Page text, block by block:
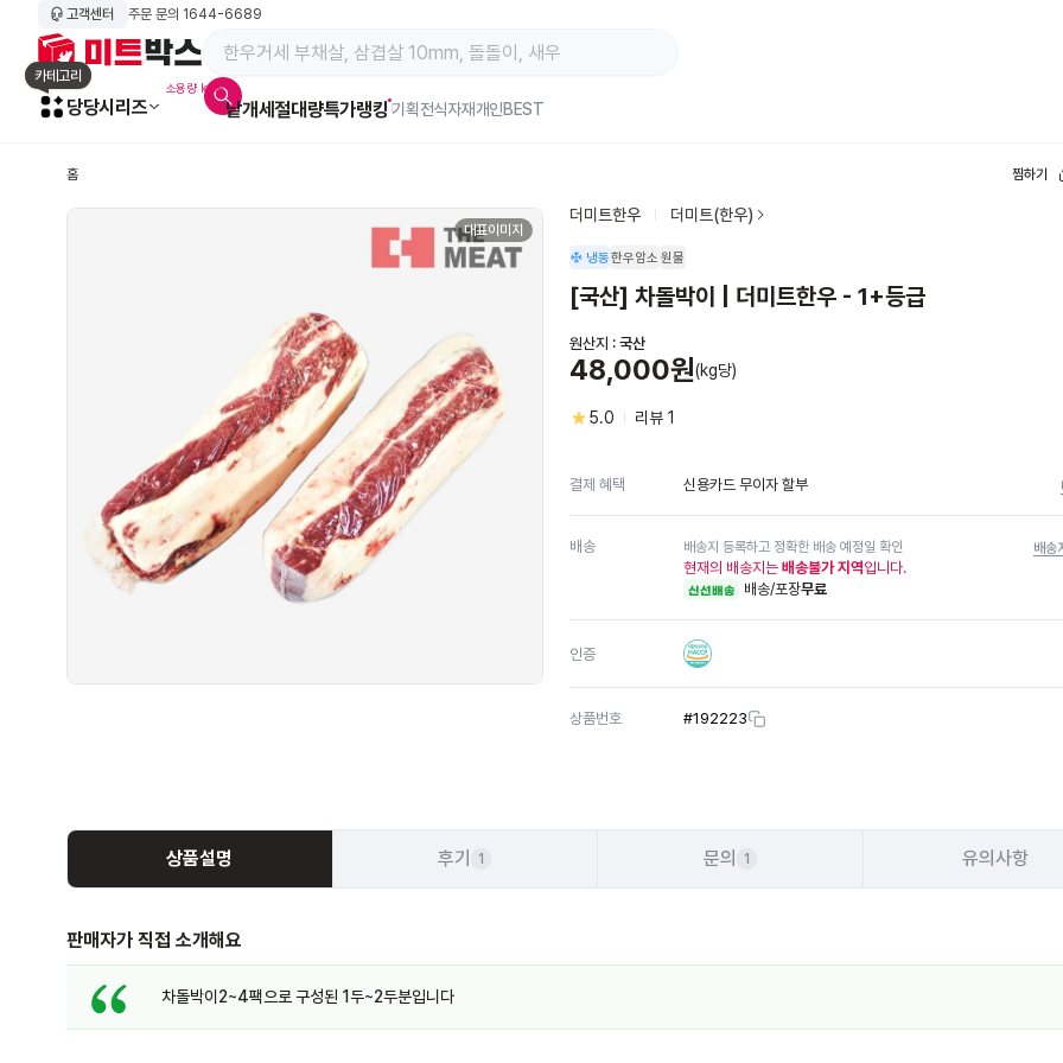
고객센터 주문 문의 1644-6689
메인 페이지 바로가기
카테고리
당당시리즈
소용량 kg육
낱개세절대량특가랭킹알람아이콘
기획전식자재개인BEST
홈 찜하기
대표이미지
더미트한우 더미트(한우)
냉동한우암소 원물
[국산] 차돌박이 | 더미트한우 - 1+등급
원산지 : 국산
48,000원(kg당)
5.0 리뷰 1
결제 혜택 신용카드 무이자 할부
배송 배송지 등록하고 정확한 배송 예정일 확인 배송
현재의 배송지는 배송불가 지역입니다.
신선배송 배송/포장무료
인증
상품번호 #192223
상품설명 후기 1 문의 1 유의사항
판매자가 직접 소개해요
차돌박이2~4팩으로 구성된 1두~2두분입니다